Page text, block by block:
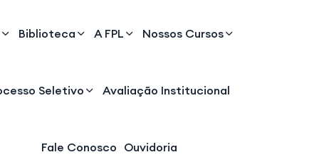
Biblioteca A FPL Nossos Cursos
Seletivo Avaliação Institucional
Fale Conosco Ouvidoria